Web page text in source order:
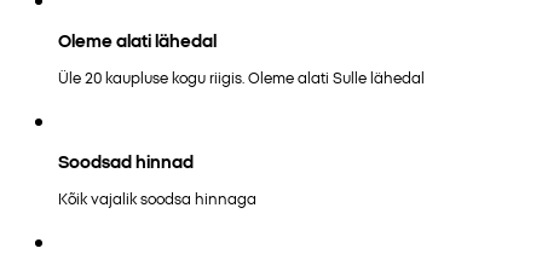
Oleme alati lähedal
Üle 20 kaupluse kogu riigis. Oleme alati Sulle lähedal
Soodsad hinnad
Kõik vajalik soodsa hinnaga